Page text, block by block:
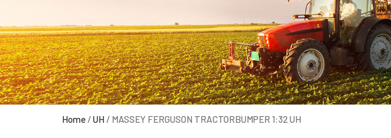
Home /UH / MASSEY FERGUSON TRACTORBUMPER 1:32 UH